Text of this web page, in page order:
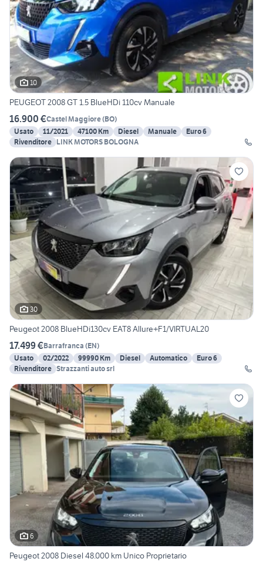
10
PEUGEOT 2008 GT 1.5 BlueHDi 110cv Manuale
16.900 €Castel Maggiore(BO)
Usato
11/2021 47100 Km Diesel Manuale
Euro 6
Rivenditore LINK MOTORS BOLOGNA
30
Peugeot 2008 BlueHDi130cv EAT8 Allure+F1/VIRTUAL20
17.499 €Barrafranca (EN)
Usato
02/2022 99990 Km Diesel Automatico
Euro 6
Rivenditore Strazzanti auto srl
6
Peugeot 2008 Diesel 48.000 km Unico Proprietario